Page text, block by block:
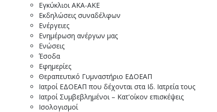
Εγκύκλιοι ΑΚΑ-ΑΚΕ
Εκδηλώσεις συναδέλφων
Ενέργειες
Ενημέρωση ανέργων μας
Ενώσεις
Έσοδα
Εφημερίες
Θεραπευτικό Γυμναστήριο ΕΔΟΕΑΠ
Ιατροί ΕΔΟΕΑΠ που δέχονται στα Ιδ. Ιατρεία τους
Ιατροί Συμβεβλημένοι – Κατ'οίκον επισκέψεις
Ισολογισμοί